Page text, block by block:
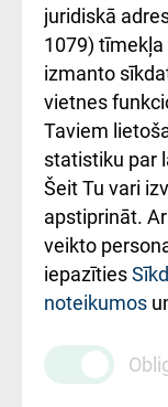
kārtība
Kā pie mums
Rēķinu
ceļvedis
Rekvizīti un
ārstniecības
iestādes kods
010000234
Maksas
pakalpojumu
juridiskā
1079)
izmanto
vietnes
Taviem
statistiku par
Šeit Tu vari
apstiprināt.
veikto
iepazīties
noteikumos